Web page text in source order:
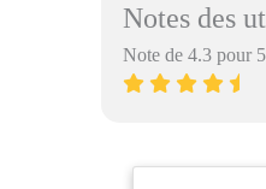
Notes des
Note de 4.3 pour